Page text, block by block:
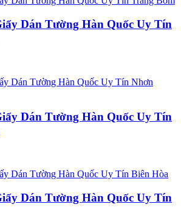
Dán Tường Hàn Quốc Uy Tín
Dán Tường Hàn Quốc Uy Tín
Dán Tường Hàn Quốc Uy Tín